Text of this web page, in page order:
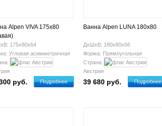
Alpen VIVA 175x80
175х80х64
Угловая асимметричная
руб. Подробнее
Ванна Alpen LUNA 180x80
ДхШхВ: 180х80х56
Форма: Прямоугольная
Страна:
Австрия
39 680 руб. Подробнее